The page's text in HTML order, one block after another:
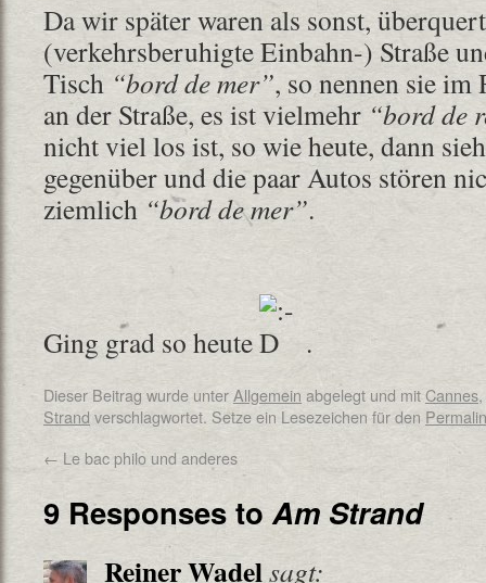
Da wir später waren als sonst,
(verkehrsberuhigte Einbahn-) Straße
Tisch “bord de mer”, so nennen sie im
an der Straße, es ist vielmehr “bord de
nicht viel los ist, so wie heute, dann
gegenüber und die paar Autos stören
ziemlich “bord de mer”.
Ging grad so heute .
Dieser Beitrag wurde unterAllgemein abgelegt und mitCannes,
Strand verschlagwortet. Setze ein Lesezeichen für den
← Le bac philo und anderes
9 Responses toAm Strand
Reiner Wadelsagt: